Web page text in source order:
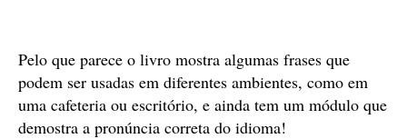
Pelo que parece o livro mostra algumas frases que
podem ser usadas em diferentes ambientes, como em
uma cafeteria ou escritório, e ainda tem um módulo que
demostra a pronúncia correta do idioma!